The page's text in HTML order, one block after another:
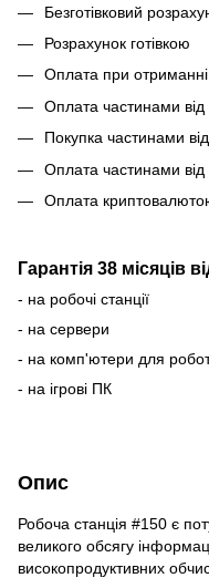
Безготівковий
Розрахунок готівкою
Оплата при
Оплата частинами
Покупка частинами
Оплата частинами
Оплата
Гарантія 38 місяців
- на робочі станції
- на сервери
- на комп'ютери для
- на ігрові ПК
Опис
Робоча станція #150 є
великого обсягу
високопродуктивних